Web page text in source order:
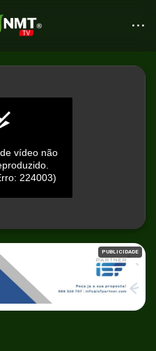
vídeo não
224003)
PUBLICIDADE